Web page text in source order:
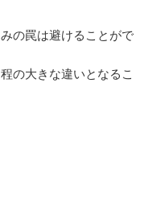
の罠は避けることがで
の大きな違いとなるこ